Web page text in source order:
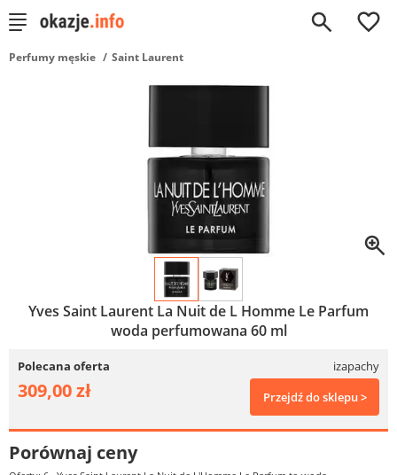
0
Perfumy męskie Saint Laurent
Yves Saint Laurent La Nuit de L Homme Le Parfum
woda perfumowana 60 ml
Polecana oferta izapachy
309,00 zł Przejdź do sklepu >
Porównaj ceny